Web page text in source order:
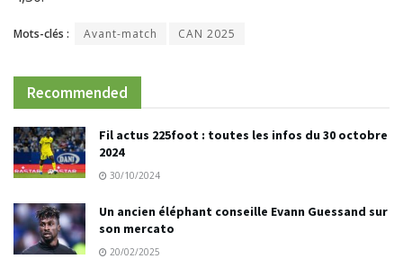
Mots-clés : Avant-match CAN 2025
Recommended
Fil actus 225foot : toutes les infos du 30 octobre
2024
30/10/2024
Un ancien éléphant conseille Evann Guessand sur
son mercato
20/02/2025